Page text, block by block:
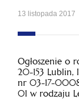
13 listopada 2017
Ogłoszenie o
20-153 Lublin,
nr 03-17-
01 w rodzaju